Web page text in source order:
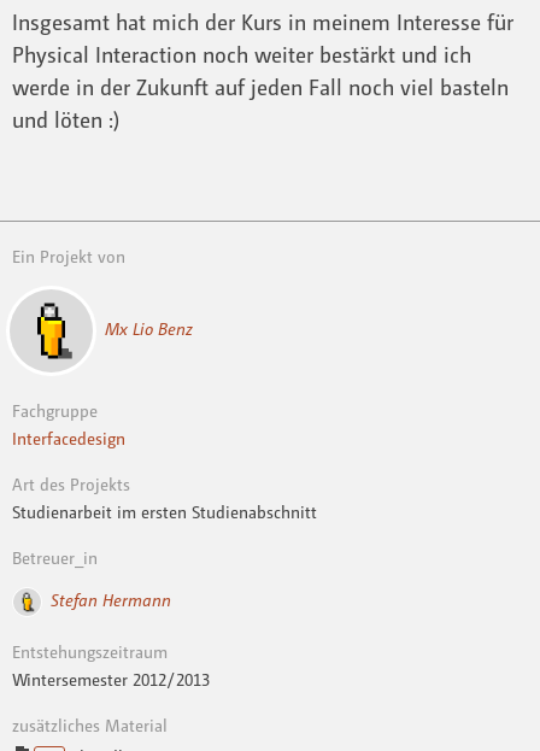
Insgesamt hat mich der Kurs in meinem Interesse für
Physical Interaction noch weiter bestärkt und ich
werde in der Zukunft auf jeden Fall noch viel basteln
und löten :)
Ein Projekt von
Mx Lio Benz
Fachgruppe
Interfacedesign
Art des Projekts
Studienarbeit im ersten Studienabschnitt
Betreuer_in
Stefan Hermann
Entstehungszeitraum
Wintersemester 2012 / 2013
zusätzliches Material